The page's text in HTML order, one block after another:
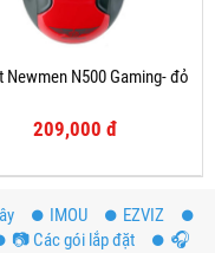
Newmen N500 Gaming- đỏ
209,000 đ
IMOU
EZVIZ
📷 Các gói lắp đặt
️🎧